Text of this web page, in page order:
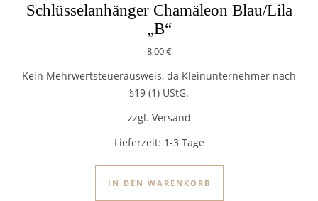
Schlüsselanhänger Chamäleon Blau/Lila
„B“
8,00€
Kein Mehrwertsteuerausweis, da Kleinunternehmer nach
§19 (1) UStG.
zzgl. Versand
Lieferzeit: 1-3 Tage
IN DEN WARENKORB